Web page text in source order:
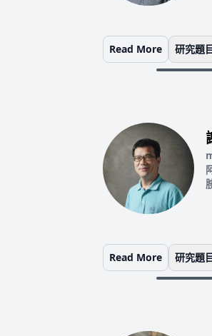
Read More 研究題
Read More 研究題